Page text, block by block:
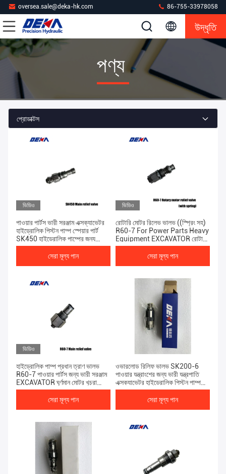
oversea.sale@deka-hk.com 86-755-33978058
উদ্ধৃতি
পণ্য
প্রোডাক্টস
ভিডিও
পাওয়ার পার্টস ভারী সরঞ্জাম এক্সক্যাভেটর
হাইড্রোলিক পিস্টন পাম্প স্পেয়ার পার্ট
SK450 হাইড্রোলিক পাম্পের জন্য
প্রধান ত্রাণ ভালভ
সেরা মূল্য পান
ভিডিও
রোটারি মোটর রিলেভ ভালভ ((স্প্রিং সহ)
R60-7 For Power Parts Heavy
Equipment EXCAVATOR রোটারি
মোটর খুচরা যন্ত্র
সেরা মূল্য পান
ভিডিও
হাইড্রোলিক পাম্প প্রধান ত্রাণ ভালভ
R60-7 পাওয়ার পার্টস জন্য ভারী সরঞ্জাম
EXCAVATOR ঘূর্ণমান মোটর খুচরা
যন্ত্রাংশ
সেরা মূল্য পান
ওভারলোড রিলিফ ভালভ SK200-6
পাওয়ার যন্ত্রাংশের জন্য ভারী যন্ত্রপাতি
এক্সক্যাভেটর হাইড্রোলিক পিস্টন পাম্প
খুচরা অংশ
সেরা মূল্য পান